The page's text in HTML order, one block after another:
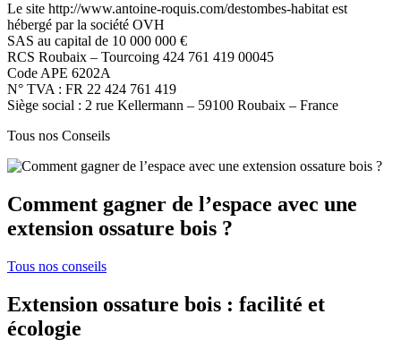
Le site http://www.antoine-roquis.com/destombes-habitat est
hébergé par la société OVH
SAS au capital de 10 000 000 €
RCS Roubaix – Tourcoing 424 761 419 00045
Code APE 6202A
N° TVA : FR 22 424 761 419
Siège social : 2 rue Kellermann – 59100 Roubaix – France
Tous nos Conseils
Comment gagner de l’espace avec une
extension ossature bois ?
Tous nos conseils
Extension ossature bois : facilité et
écologie